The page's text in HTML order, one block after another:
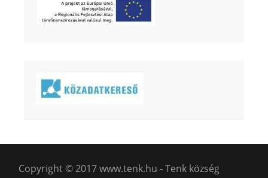
Copyright © 2017 www.tenk.hu - Tenk község